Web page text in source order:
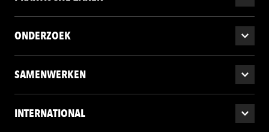
ONDERZOEK
SAMENWERKEN
INTERNATIONAL